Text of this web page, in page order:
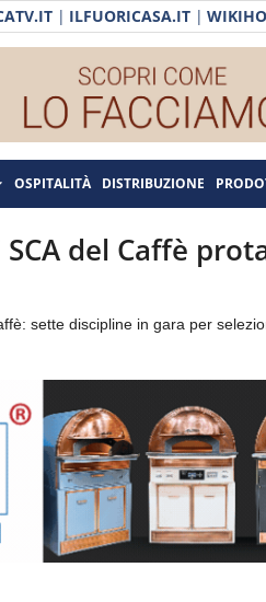
| ILFUORICASA.IT |
OSPITALITÀ DISTRIBUZIONE
del Caffè
sette discipline in gara per